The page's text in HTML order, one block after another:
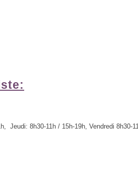
Jeudi: 8h30-11h / 15h-19h, Vendredi 8h30-